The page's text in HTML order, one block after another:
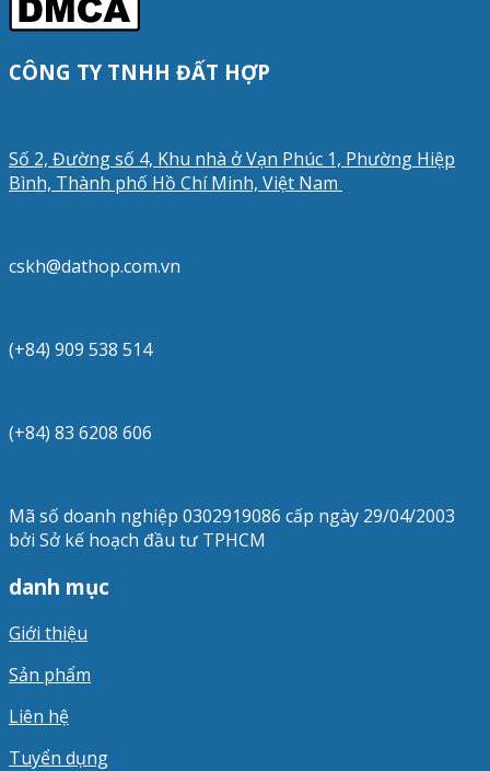
CÔNG TY TNHH ĐẤT HỢP
Số 2, Đường số 4, Khu nhà ở Vạn Phúc 1, Phường Hiệp
Bình, Thành phố Hồ Chí Minh, Việt Nam
cskh@dathop.com.vn
(+84) 909 538 514
(+84) 83 6208 606
Mã số doanh nghiệp 0302919086 cấp ngày 29/04/2003
bởi Sở kế hoạch đầu tư TPHCM
danh mục
Giới thiệu
Sản phẩm
Liên hệ
Tuyển dụng